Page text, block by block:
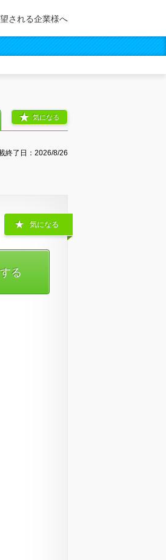
される企業様へ
終了日： 2026/8/26
気になる
気になる
る